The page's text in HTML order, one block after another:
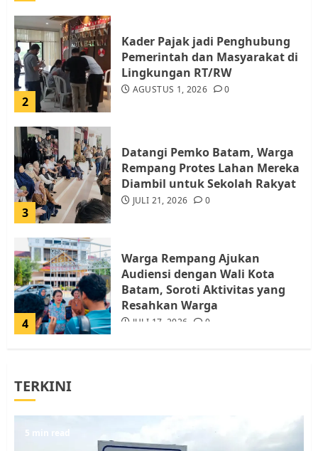
2
Kader Pajak jadi Penghubung
Pemerintah dan Masyarakat di
Lingkungan RT/RW
AGUSTUS 1, 2026 0
3
Datangi Pemko Batam, Warga
Rempang Protes Lahan Mereka
Diambil untuk Sekolah Rakyat
JULI 21, 2026 0
4
Warga Rempang Ajukan
Audiensi dengan Wali Kota
Batam, Soroti Aktivitas yang
Resahkan Warga
JULI 17, 2026 0
5
TERKINI
5 min read